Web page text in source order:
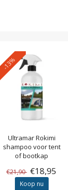
-13%
UltramarRokimi
shampoo voor tent
of bootkap
€21,90 €18,95
Koop nu